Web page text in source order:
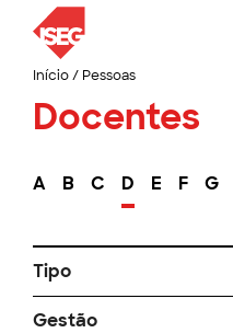
Início/ Pessoas
Docentes
A B C D E F G
Tipo
Gestão